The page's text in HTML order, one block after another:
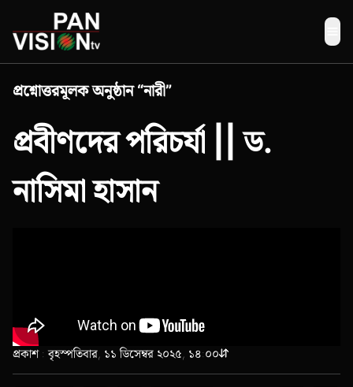
প্রশ্নোত্তরমূলক অনুষ্ঠান “নারী”
প্রবীণদের পরিচর্যা || ড.
নাসিমা হাসান
প্রকাশ : বৃহস্পতিবার, ১১ ডিসেম্বর ২০২৫, ১৪:০০